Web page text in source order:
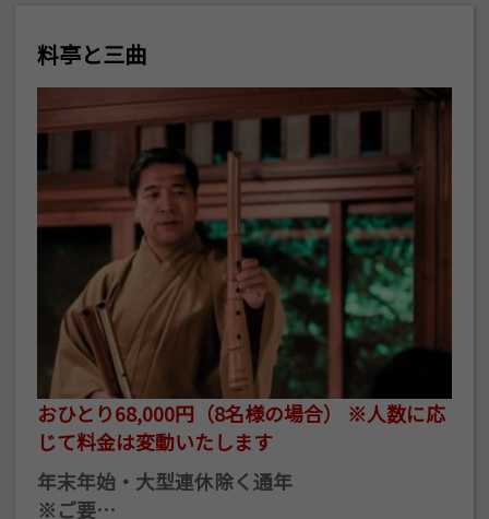
料亭と三曲
おひとり68,000円（8名様の場合） ※人数に応
じて料金は変動いたします
年末年始・大型連休除く通年
※ご要…